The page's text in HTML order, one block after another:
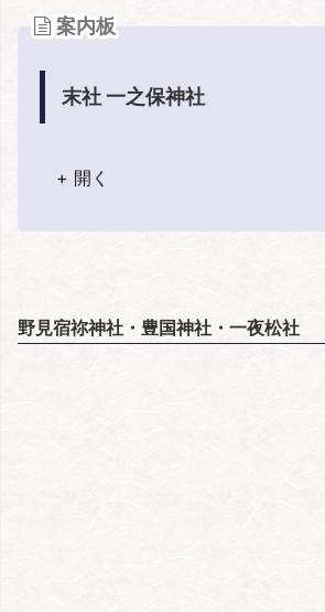
案内板
末社 一之保神社
+ 開く
野見宿祢神社・豊国神社・一夜松社